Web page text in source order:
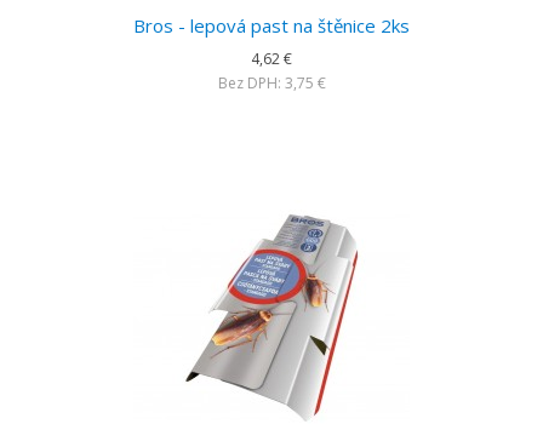
Bros - lepová past na štěnice 2ks
4,62 €
Bez DPH: 3,75 €